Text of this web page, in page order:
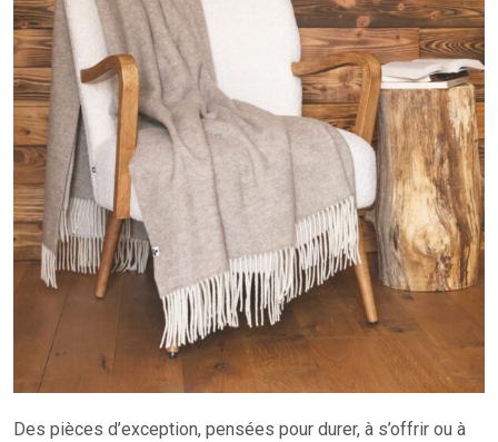
Des pièces d’exception, pensées pour durer, à s’offrir ou à